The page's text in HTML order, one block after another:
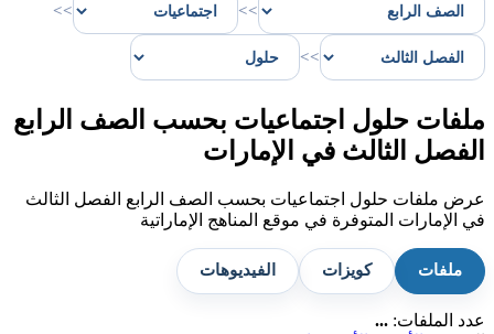
>>
>>
>>
ملفات حلول اجتماعيات بحسب الصف الرابع
الفصل الثالث في الإمارات
عرض ملفات حلول اجتماعيات بحسب الصف الرابع الفصل الثالث
في الإمارات المتوفرة في موقع المناهج الإماراتية
ملفات كويزات الفيديوهات
عدد الملفات: ...